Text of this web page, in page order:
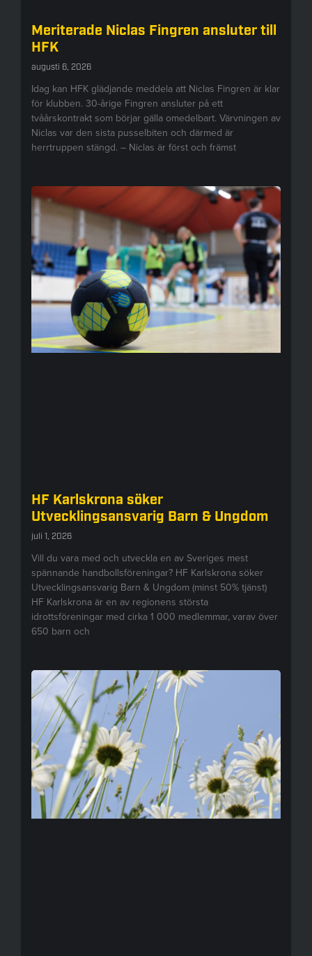
Meriterade Niclas Fingren ansluter till
HFK
augusti 6, 2026
Idag kan HFK glädjande meddela att Niclas Fingren är klar
för klubben. 30-årige Fingren ansluter på ett
tvåårskontrakt som börjar gälla omedelbart. Värvningen av
Niclas var den sista pusselbiten och därmed är
herrtruppen stängd. – Niclas är först och främst
HF Karlskrona söker
Utvecklingsansvarig Barn & Ungdom
juli 1, 2026
Vill du vara med och utveckla en av Sveriges mest
spännande handbollsföreningar? HF Karlskrona söker
Utvecklingsansvarig Barn & Ungdom (minst 50% tjänst)
HF Karlskrona är en av regionens största
idrottsföreningar med cirka 1 000 medlemmar, varav över
650 barn och